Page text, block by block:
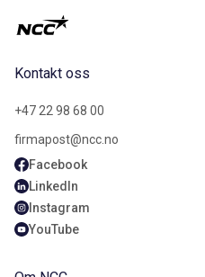
Kontakt oss
+47 22 98 68 00
firmapost@ncc.no
Facebook
LinkedIn
Instagram
YouTube